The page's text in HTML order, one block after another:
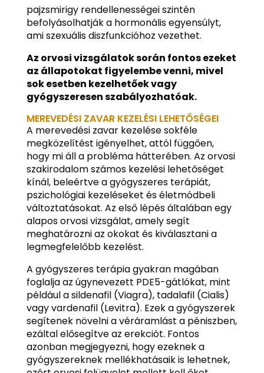
pajzsmirigy rendellenességei szintén
befolyásolhatják a hormonális egyensúlyt,
ami szexuális diszfunkcióhoz vezethet.
Az orvosi vizsgálatok során fontos ezeket
az állapotokat figyelembe venni, mivel
sok esetben kezelhetőek vagy
gyógyszeresen szabályozhatóak.
MEREVEDÉSI ZAVAR KEZELÉSI LEHETŐSÉGEI
A merevedési zavar kezelése sokféle
megközelítést igényelhet, attól függően,
hogy mi áll a probléma hátterében. Az orvosi
szakirodalom számos kezelési lehetőséget
kínál, beleértve a gyógyszeres terápiát,
pszichológiai kezeléseket és életmódbeli
változtatásokat. Az első lépés általában egy
alapos orvosi vizsgálat, amely segít
meghatározni az okokat és kiválasztani a
legmegfelelőbb kezelést.
A gyógyszeres terápia gyakran magában
foglalja az úgynevezett PDE5-gátlókat, mint
például a sildenafil (Viagra), tadalafil (Cialis)
vagy vardenafil (Levitra). Ezek a gyógyszerek
segítenek növelni a véráramlást a péniszben,
ezáltal elősegítve az erekciót. Fontos
azonban megjegyezni, hogy ezeknek a
gyógyszereknek mellékhatásaik is lehetnek,